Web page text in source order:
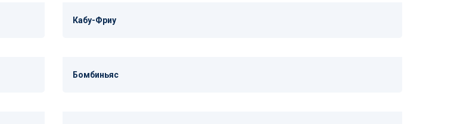
Кабу-Фриу
Бомбиньяс